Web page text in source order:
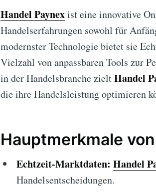
Handel Paynexist eine innovative
Handelserfahrungen sowohl für
modernster Technologie bietet sie
Vielzahl von anpassbaren Tools zur
in der Handelsbranche zieltHandel
die ihre Handelsleistung optimieren
Hauptmerkmale
Echtzeit-Marktdaten: Handel
Handelsentscheidungen.